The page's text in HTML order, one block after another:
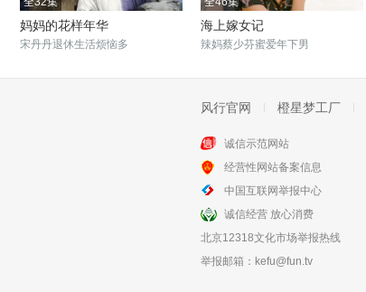
妈妈的花样年华
宋丹丹退休生活烦恼多
海上嫁女记
辣妈蔡少芬蜜爱年下男
全25集
活着乐着
风行官网 橙星梦工厂
诚信示范网站
经营性网站备案信息
中国互联网举报中心
诚信经营 放心消费
北京12318文化市场举报热线
举报邮箱： kefu@fun.tv